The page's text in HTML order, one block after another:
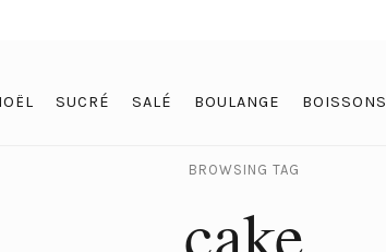
SUCRÉ SALÉ BOULANGE BOISSONS
BROWSING TAG
cake